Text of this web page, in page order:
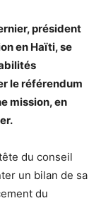
président
en Haïti, se
le référendum
mission, en
du conseil
un bilan de sa
du